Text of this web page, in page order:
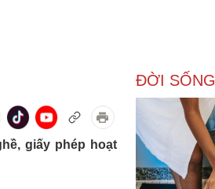
Doanh nghiệp
Thông tin doanh nghiệp
Doanh nghiệp 24h
giấy phép hoạt
ĐỜI SỐNG